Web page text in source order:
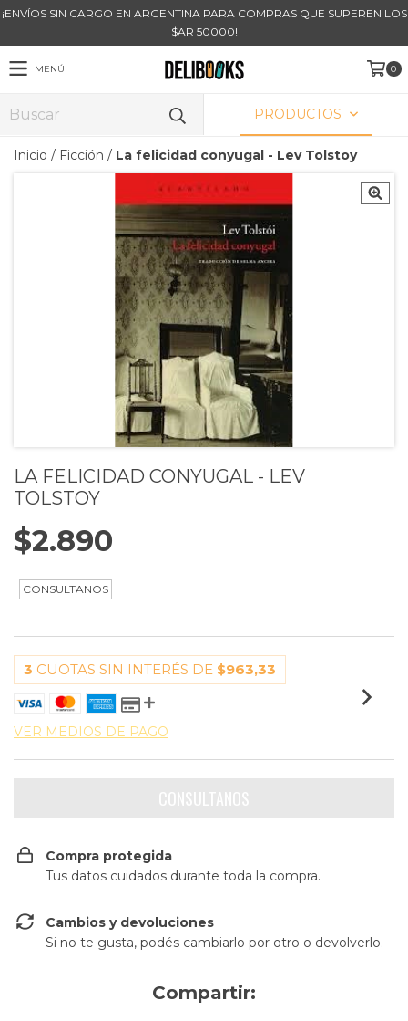
¡ENVÍOS SIN CARGO EN ARGENTINA PARA COMPRAS QUE SUPEREN LOS
$AR 50000!
MENÚ 0
PRODUCTOS
Inicio / Ficción / La felicidad conyugal - Lev Tolstoy
LA FELICIDAD CONYUGAL - LEV
TOLSTOY
$2.890
3 CUOTAS SIN INTERÉS DE $963,33
VER MEDIOS DE PAGO
Compra protegida
Tus datos cuidados durante toda la compra.
Cambios y devoluciones
Si no te gusta, podés cambiarlo por otro o devolverlo.
Compartir: